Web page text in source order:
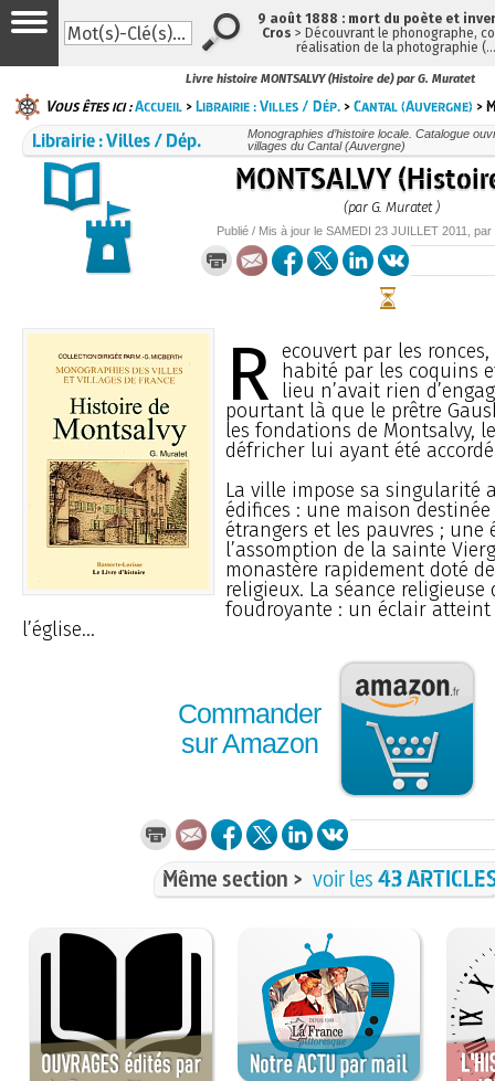
Livre histoire MONTSALVY (Histoire de) par G. Muratet
Vous êtes ici :Accueil >Librairie : Villes / Dép. >Cantal (Auvergne) >
Librairie : Villes / Dép.
Monographies d’histoire locale. Catalogue
villages du Cantal (Auvergne)
MONTSALVY
(par G. Muratet )
Publié / Mis à jour le SAMEDI 23 JUILLET 2011 , par
R ecouvert par les
habité par les coquins
lieu n’avait rien
pourtant là que le prêtre
les fondations de Montsalvy,
défricher lui ayant été
La ville impose sa singularité
édifices : une maison
étrangers et les pauvres ; une
l’assomption de la sainte
monastère rapidement doté
religieux. La séance religieuse
foudroyante : un éclair
l’église...
Commander
sur Amazon
Même section > voir les43
9 août 1888 : mort du poète et
Cros > Découvrant le phonographe,
réalisation de la photographie